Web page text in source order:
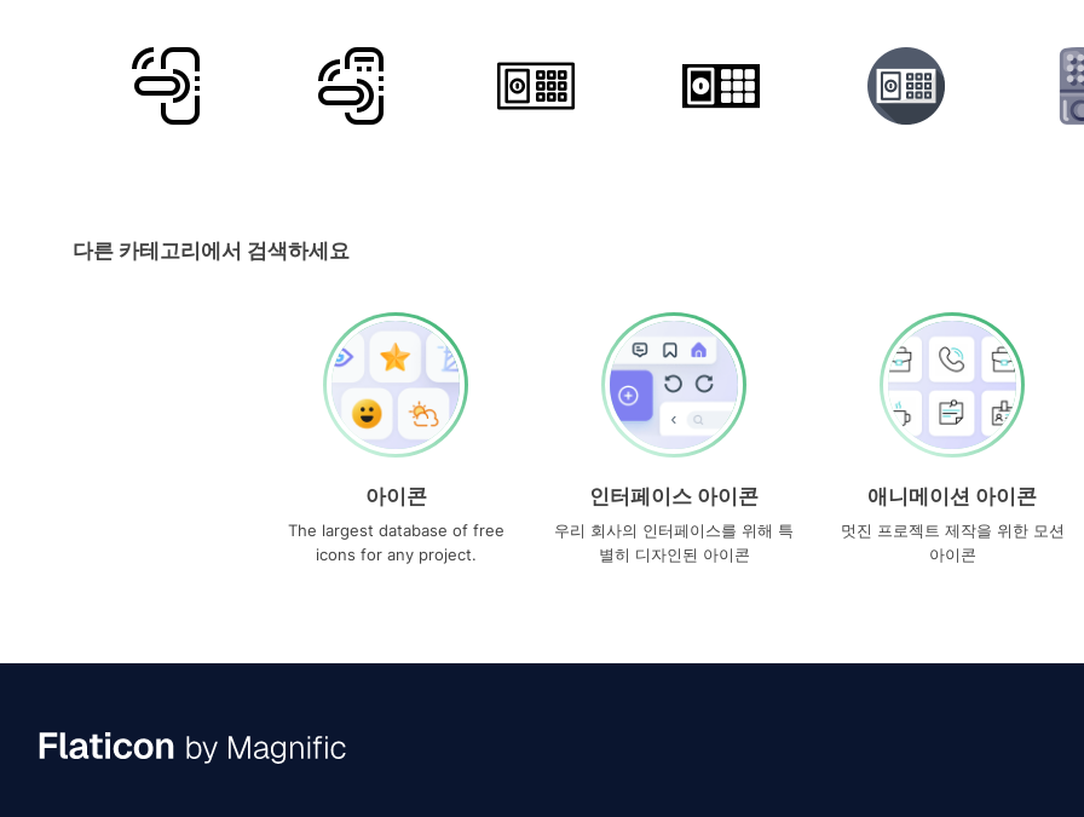
다른 카테고리에서 검색하세요
아이콘
The largest database of free
icons for any project.
인터페이스 아이콘
우리 회사의 인터페이스를 위해 특
별히 디자인된 아이콘
애니메이션 아이콘
멋진 프로젝트 제작을 위한 모션
아이콘